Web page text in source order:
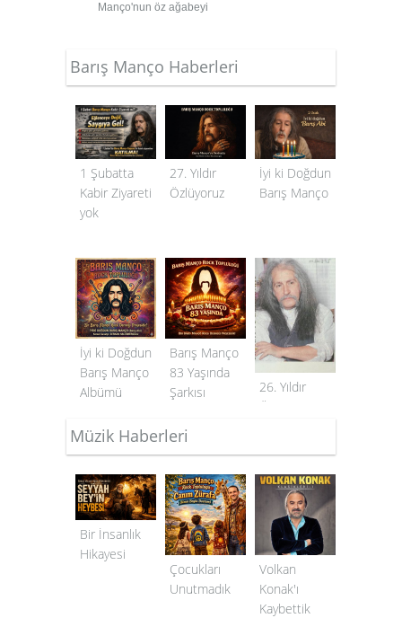
Manço'nun öz ağabeyi
Barış Manço Haberleri
1 Şubatta
Kabir Ziyareti
yok
27. Yıldır
Özlüyoruz
İyi ki Doğdun
Barış Manço
İyi ki Doğdun
Barış Manço
Albümü
Barış Manço
83 Yaşında
Şarkısı
26. Yıldır
Özlem
Müzik Haberleri
Bir İnsanlık
Hikayesi
Çocukları
Unutmadık
Volkan
Konak'ı
Kaybettik